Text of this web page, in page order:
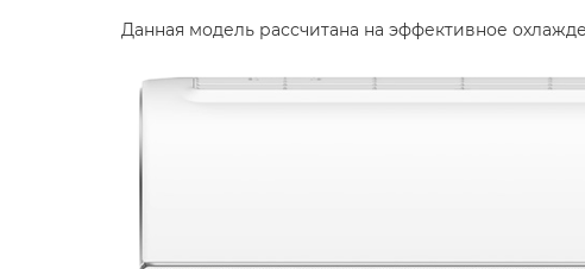
Данная модель рассчитана на эффективное